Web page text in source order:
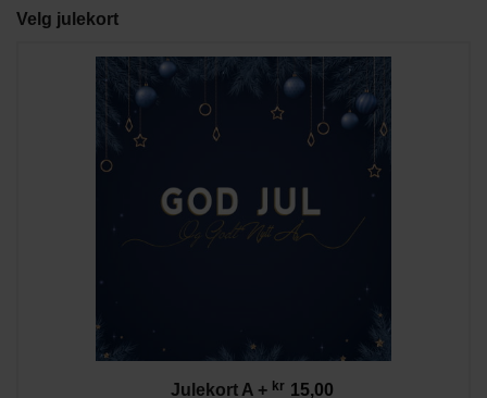
Velg julekort
Julekort A + kr 15,00